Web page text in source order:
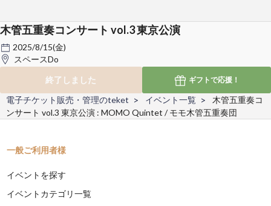
木管五重奏コンサート vol.3 東京公演
2025/8/15(金)
スペースDo
終了しました
ギフトで応援！
電子チケット販売・管理のteket イベント一覧
木管五重奏コ
ンサート vol.3 東京公演 : MOMO Quintet / モモ木管五重奏団
一般ご利用者様
イベントを探す
イベントカテゴリ一覧